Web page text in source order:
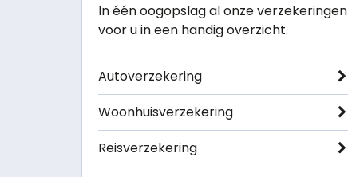
In één oogopslag al onze verzekeringen
voor u in een handig overzicht.
Autoverzekering
Woonhuisverzekering
Reisverzekering